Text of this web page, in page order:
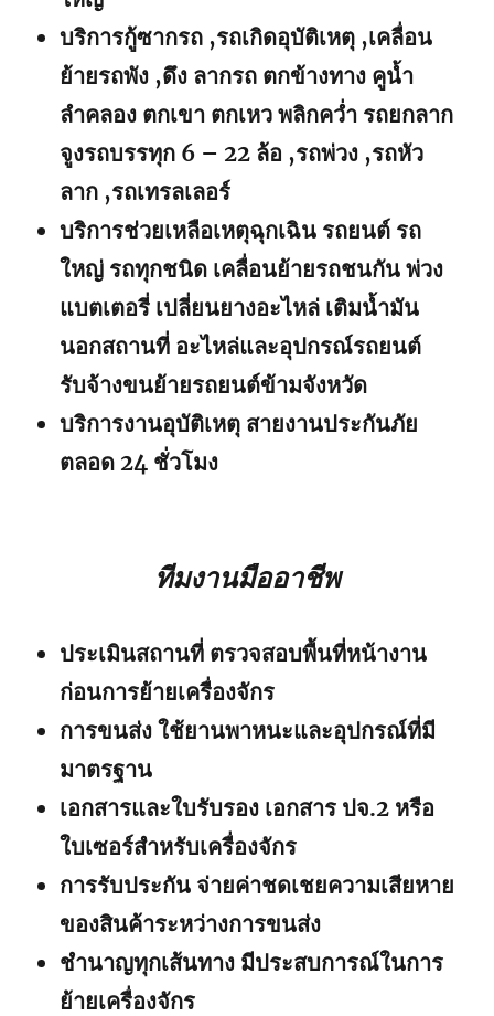
บริการกู้ซากรถ ,รถเกิดอุบัติเหตุ ,เคลื่อน
ย้ายรถพัง ,ดึง ลากรถ ตกข้างทาง คูน้ำ
ลำคลอง ตกเขา ตกเหว พลิกคว่ำ รถยกลาก
จูงรถบรรทุก 6 – 22 ล้อ ,รถพ่วง ,รถหัว
ลาก ,รถเทรลเลอร์
บริการช่วยเหลือเหตุฉุกเฉิน รถยนต์ รถ
ใหญ่ รถทุกชนิด เคลื่อนย้ายรถชนกัน พ่วง
แบตเตอรี่ เปลี่ยนยางอะไหล่ เติมน้ำมัน
นอกสถานที่ อะไหล่และอุปกรณ์รถยนต์
รับจ้างขนย้ายรถยนต์ข้ามจังหวัด
บริการงานอุบัติเหตุ สายงานประกันภัย
ตลอด 24 ชั่วโมง
ทีมงานมืออาชีพ
ประเมินสถานที่ ตรวจสอบพื้นที่หน้างาน
ก่อนการย้ายเครื่องจักร
การขนส่ง ใช้ยานพาหนะและอุปกรณ์ที่มี
มาตรฐาน
เอกสารและใบรับรอง เอกสาร ปจ.2 หรือ
ใบเซอร์สำหรับเครื่องจักร
การรับประกัน จ่ายค่าชดเชยความเสียหาย
ของสินค้าระหว่างการขนส่ง
ชำนาญทุกเส้นทาง มีประสบการณ์ในการ
ย้ายเครื่องจักร